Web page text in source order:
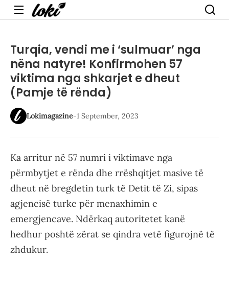
Menu
Turqia, vendi me i ‘sulmuar’ nga
nëna natyre! Konfirmohen 57
viktima nga shkarjet e dheut
(Pamje të rënda)
Lokimagazine-1 September, 2023
Ka arritur në 57 numri i viktimave nga
përmbytjet e rënda dhe rrëshqitjet masive të
dheut në bregdetin turk të Detit të Zi, sipas
agjencisë turke për menaxhimin e
emergjencave. Ndërkaq autoritetet kanë
hedhur poshtë zërat se qindra vetë figurojnë të
zhdukur.